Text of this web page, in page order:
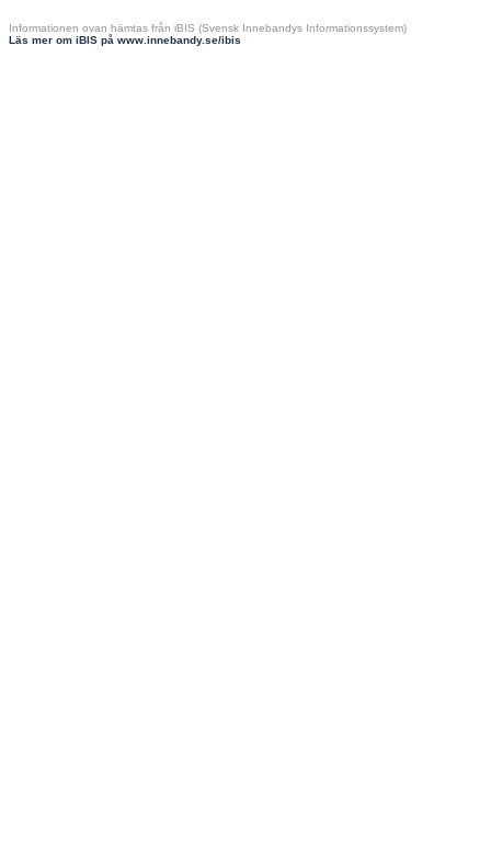
Informationen ovan hämtas från iBIS (Svensk Innebandys Informationssystem)
Läs mer om iBIS på www.innebandy.se/ibis